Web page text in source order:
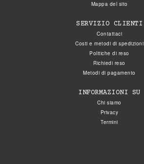
Mappa del sito
SERVIZIO CLIENTI
Contattaci
Costi e metodi di spedizioni
Politiche di reso
Richiedi reso
Metodi di pagamento
INFORMAZIONI SU
Chi siamo
Privacy
Termini